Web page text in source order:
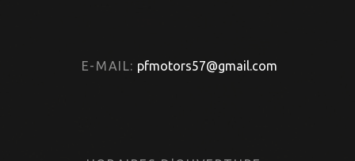
E-MAIL: pfmotors57@gmail.com